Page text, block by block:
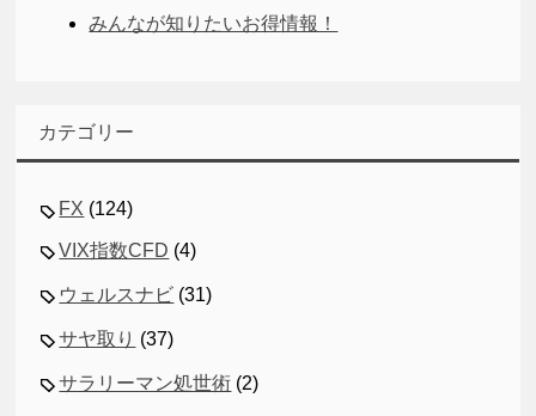
みんなが知りたいお得情報！
カテゴリー
FX (124)
VIX指数CFD (4)
ウェルスナビ (31)
サヤ取り (37)
サラリーマン処世術 (2)